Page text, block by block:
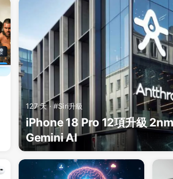
127 天 · #Siri升級
iPhone 18 Pro 12項升級
Gemini AI